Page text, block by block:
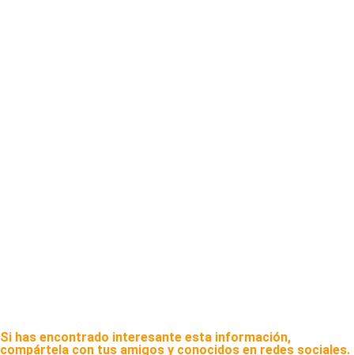
Si has encontrado interesante esta información,
compártela con tus amigos y conocidos en redes sociales.